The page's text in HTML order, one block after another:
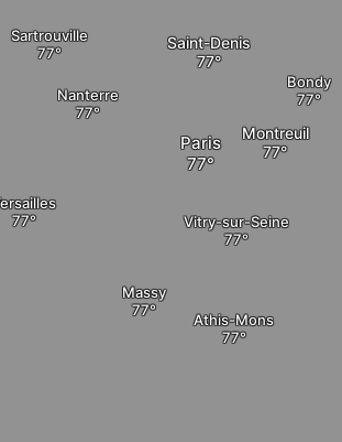
Saint-Denis
Sartrouville
Nanterre
Massy
Athis-Mons
Vitry-sur-Seine
Paris Montreuil
Bondy